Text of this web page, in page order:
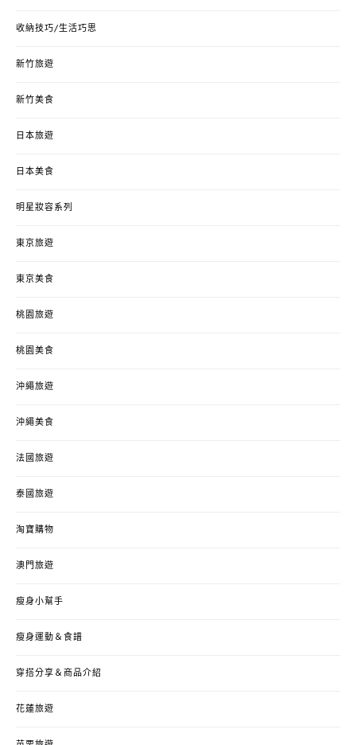
收納技巧/生活巧思
新竹旅遊
新竹美食
日本旅遊
日本美食
明星妝容系列
東京旅遊
東京美食
桃園旅遊
桃園美食
沖繩旅遊
沖繩美食
法國旅遊
泰國旅遊
淘寶購物
澳門旅遊
瘦身小幫手
瘦身運動＆食譜
穿搭分享＆商品介紹
花蓮旅遊